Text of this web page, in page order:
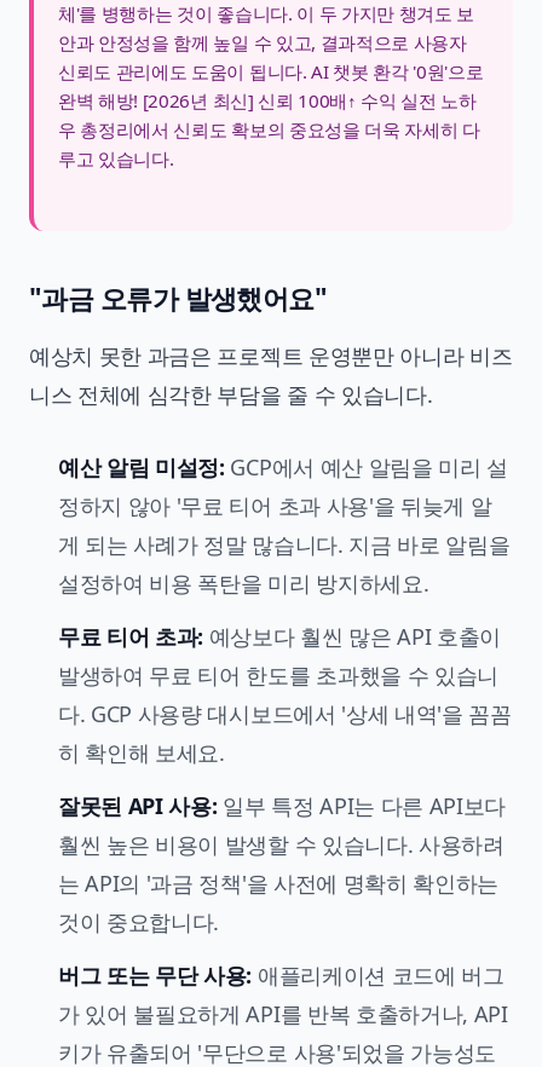
체'를 병행하는 것이 좋습니다. 이 두 가지만 챙겨도 보
안과 안정성을 함께 높일 수 있고, 결과적으로 사용자
신뢰도 관리에도 도움이 됩니다.AI 챗봇 환각 '0원'으로
완벽 해방! [2026년 최신] 신뢰 100배↑ 수익 실전 노하
우 총정리에서 신뢰도 확보의 중요성을 더욱 자세히 다
루고 있습니다.
"과금 오류가 발생했어요"
예상치 못한 과금은 프로젝트 운영뿐만 아니라 비즈
니스 전체에 심각한 부담을 줄 수 있습니다.
예산 알림 미설정: GCP에서 예산 알림을 미리 설
정하지 않아 '무료 티어 초과 사용'을 뒤늦게 알
게 되는 사례가 정말 많습니다. 지금 바로 알림을
설정하여 비용 폭탄을 미리 방지하세요.
무료 티어 초과: 예상보다 훨씬 많은 API 호출이
발생하여 무료 티어 한도를 초과했을 수 있습니
다. GCP 사용량 대시보드에서 '상세 내역'을 꼼꼼
히 확인해 보세요.
잘못된 API 사용: 일부 특정 API는 다른 API보다
훨씬 높은 비용이 발생할 수 있습니다. 사용하려
는 API의 '과금 정책'을 사전에 명확히 확인하는
것이 중요합니다.
버그 또는 무단 사용: 애플리케이션 코드에 버그
가 있어 불필요하게 API를 반복 호출하거나, API
키가 유출되어 '무단으로 사용'되었을 가능성도